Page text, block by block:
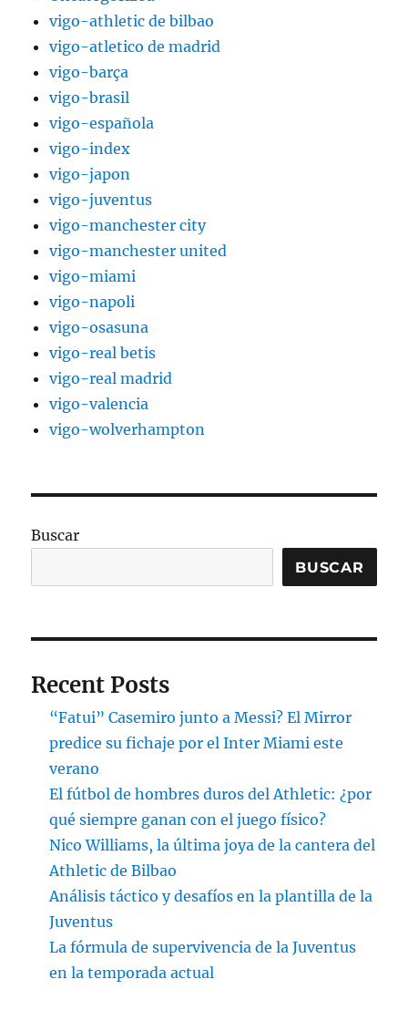
vigo-athletic de bilbao
vigo-atletico de madrid
vigo-barça
vigo-brasil
vigo-española
vigo-index
vigo-japon
vigo-juventus
vigo-manchester city
vigo-manchester united
vigo-miami
vigo-napoli
vigo-osasuna
vigo-real betis
vigo-real madrid
vigo-valencia
vigo-wolverhampton
Buscar
BUSCAR
Recent Posts
“Fatui” Casemiro junto a Messi? El Mirror
predice su fichaje por el Inter Miami este
verano
El fútbol de hombres duros del Athletic: ¿por
qué siempre ganan con el juego físico?
Nico Williams, la última joya de la cantera del
Athletic de Bilbao
Análisis táctico y desafíos en la plantilla de la
Juventus
La fórmula de supervivencia de la Juventus
en la temporada actual